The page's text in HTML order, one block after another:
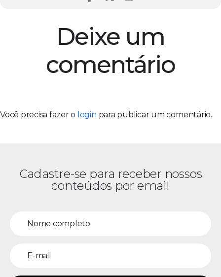
Deixe um
comentário
Você precisa fazer o login para publicar um comentário.
Cadastre-se para receber nossos
conteúdos por email